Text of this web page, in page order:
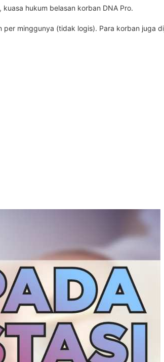
hukum belasan korban DNA Pro.
minggunya (tidak logis). Para korban juga